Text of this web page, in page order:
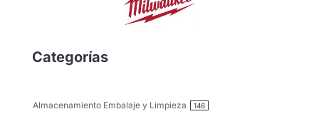
Categorías
Almacenamiento Embalaje y Limpieza 146